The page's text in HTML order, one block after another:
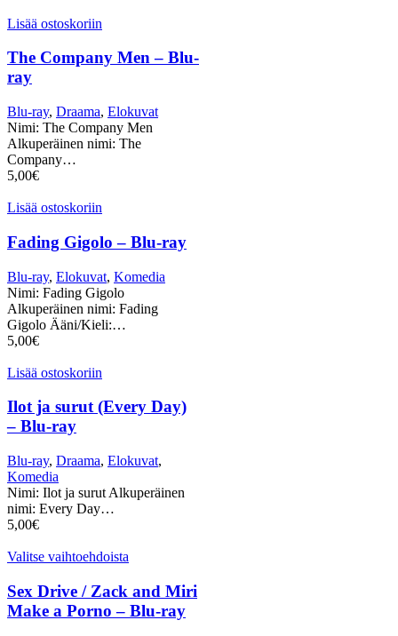
Lisää ostoskoriin
The Company Men – Blu-
ray
Blu-ray, Draama, Elokuvat
Nimi: The Company Men
Alkuperäinen nimi: The
Company…
5,00€
Lisää ostoskoriin
Fading Gigolo – Blu-ray
Blu-ray, Elokuvat, Komedia
Nimi: Fading Gigolo
Alkuperäinen nimi: Fading
Gigolo Ääni/Kieli:…
5,00€
Lisää ostoskoriin
Ilot ja surut (Every Day)
– Blu-ray
Blu-ray, Draama, Elokuvat,
Komedia
Nimi: Ilot ja surut Alkuperäinen
nimi: Every Day…
5,00€
Valitse vaihtoehdoista
Sex Drive / Zack and Miri
Make a Porno – Blu-ray